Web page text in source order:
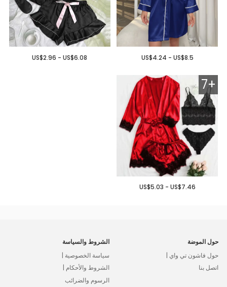
US$4.24 - US$8.5
US$2.96 - US$6.08
7+
US$5.03 - US$7.46
حول الموضة
حول فاشون تي واي |
اتصل بنا
الشروط والسياسة
سياسة الخصوصية |
الشروط والأحكام |
الرسوم والضرائب